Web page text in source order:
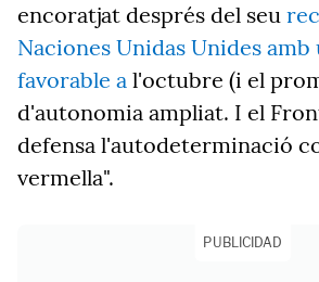
encoratjat després del seu
Naciones Unidas Unides
favorable a l'octubre (i el
d'autonomia ampliat. I el
defensa l'autodeterminació
vermella".
PUBLICIDAD